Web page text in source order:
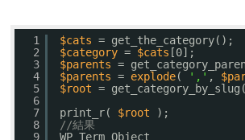
1
2
3
4
5
6
7
8
9
$cats = get_the_category();
$category = $cats [0];
$parents =
$parents = explode( ',' ,
$root =
print_r( $root
);
//結果
WP_Term Object